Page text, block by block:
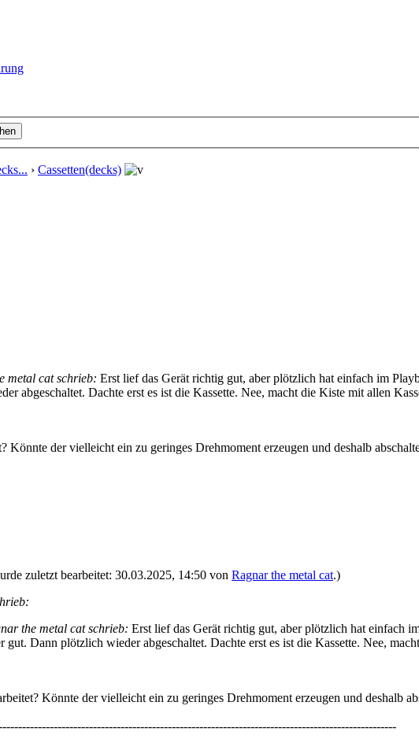
› Cassetten(decks)
metal cat schrieb: Erst lief das Gerät richtig gut, aber plötzlich hat einfach im
abgeschaltet. Dachte erst es ist die Kassette. Nee, macht die Kiste mit allen
Könnte der vielleicht ein zu geringes Drehmoment erzeugen und deshalb
zuletzt bearbeitet: 30.03.2025, 14:50 von Ragnar the metal cat.)
the metal cat schrieb: Erst lief das Gerät richtig gut, aber plötzlich hat einfach
gut. Dann plötzlich wieder abgeschaltet. Dachte erst es ist die Kassette. Nee,
Könnte der vielleicht ein zu geringes Drehmoment erzeugen und deshalb